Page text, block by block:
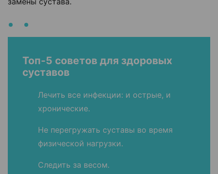
Топ-5 советов для здоровых
суставов
Лечить все инфекции: и острые, и
хронические.
Не перегружать суставы во время
физической нагрузки.
Следить за весом.